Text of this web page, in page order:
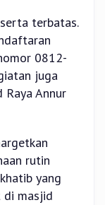
terbatas.
0812-
juga
Annur
rutin
yang
di masjid